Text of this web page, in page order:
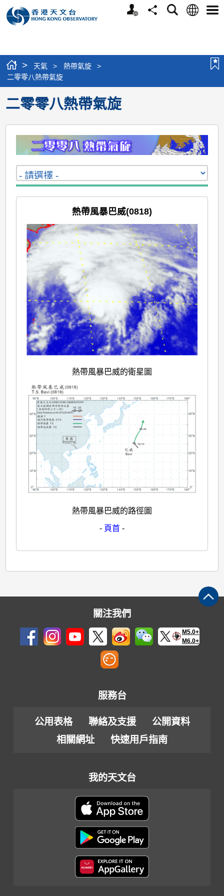
個
分
搜
語
選
> 天氣 > 熱帶氣旋
>
二零零八熱帶氣旋
二零零八熱帶氣旋
熱帶風暴巴威(0818)
熱帶風暴巴威的衛星圖
熱帶風暴巴威的路徑圖
- 頁首 -
關注我們
M5.0+
M6.0+
服務台
公用表格 聯絡及支援
公開資料
相關網址
快速用戶指南
我的天文台